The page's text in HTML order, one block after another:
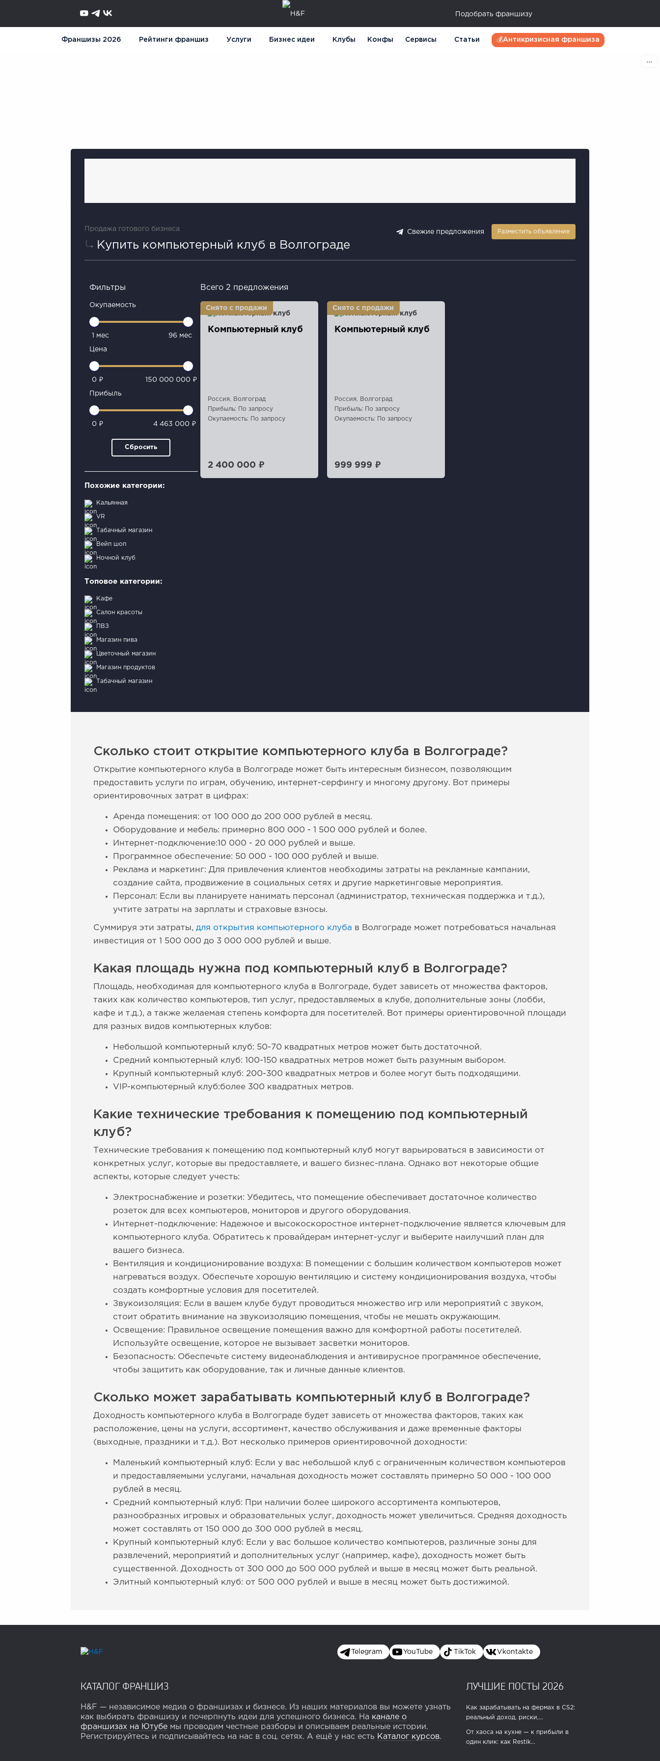
Подобрать франшизу
Франшизы 2026 Рейтинги франшиз Услуги Бизнес идеи Клубы Конфы Сервисы Статьи 💰Антикризисная франшиза
Продажа готового бизнеса
Купить компьютерный клуб в Волгограде
Свежие предложения Разместить объявление
Фильтры
Окупаемость
1 мес 96 мес
Цена
0 ₽ 150 000 000 ₽
Прибыль
0 ₽ 4 463 000 ₽
Сбросить
Похожие категории:
Кальянная
VR
Табачный магазин
Вейп шоп
Ночной клуб
Топовое категории:
Кафе
Салон красоты
ПВЗ
Магазин пива
Цветочный магазин
Магазин продуктов
Табачный магазин
Всего 2 предложения
Компьютерный клуб
Россия, Волгоград
Прибыль: По запросу
Окупаемость: По запросу
2 400 000 ₽
Компьютерный клуб
Россия, Волгоград
Прибыль: По запросу
Окупаемость: По запросу
999 999 ₽
Сколько стоит открытие компьютерного клуба в Волгограде?
Открытие компьютерного клуба в Волгограде может быть интересным бизнесом, позволяющим
предоставить услуги по играм, обучению, интернет-серфингу и многому другому. Вот примеры
ориентировочных затрат в цифрах:
Аренда помещения: от 100 000 до 200 000 рублей в месяц.
Оборудование и мебель: примерно 800 000 - 1 500 000 рублей и более.
Интернет-подключение:10 000 - 20 000 рублей и выше.
Программное обеспечение: 50 000 - 100 000 рублей и выше.
Реклама и маркетинг: Для привлечения клиентов необходимы затраты на рекламные кампании,
создание сайта, продвижение в социальных сетях и другие маркетинговые мероприятия.
Персонал: Если вы планируете нанимать персонал (администратор, техническая поддержка и т.д.),
учтите затраты на зарплаты и страховые взносы.
Суммируя эти затраты, для открытия компьютерного клуба в Волгограде может потребоваться начальная
инвестиция от 1 500 000 до 3 000 000 рублей и выше.
Какая площадь нужна под компьютерный клуб в Волгограде?
Площадь, необходимая для компьютерного клуба в Волгограде, будет зависеть от множества факторов,
таких как количество компьютеров, тип услуг, предоставляемых в клубе, дополнительные зоны (лобби,
кафе и т.д.), а также желаемая степень комфорта для посетителей. Вот примеры ориентировочной площади
для разных видов компьютерных клубов:
Небольшой компьютерный клуб: 50-70 квадратных метров может быть достаточной.
Средний компьютерный клуб: 100-150 квадратных метров может быть разумным выбором.
Крупный компьютерный клуб: 200-300 квадратных метров и более могут быть подходящими.
VIP-компьютерный клуб:более 300 квадратных метров.
Какие технические требования к помещению под компьютерный
клуб?
Технические требования к помещению под компьютерный клуб могут варьироваться в зависимости от
конкретных услуг, которые вы предоставляете, и вашего бизнес-плана. Однако вот некоторые общие
аспекты, которые следует учесть:
Электроснабжение и розетки: Убедитесь, что помещение обеспечивает достаточное количество
розеток для всех компьютеров, мониторов и другого оборудования.
Интернет-подключение: Надежное и высокоскоростное интернет-подключение является ключевым для
компьютерного клуба. Обратитесь к провайдерам интернет-услуг и выберите наилучший план для
вашего бизнеса.
Вентиляция и кондиционирование воздуха: В помещении с большим количеством компьютеров может
нагреваться воздух. Обеспечьте хорошую вентиляцию и систему кондиционирования воздуха, чтобы
создать комфортные условия для посетителей.
Звукоизоляция: Если в вашем клубе будут проводиться множество игр или мероприятий с звуком,
стоит обратить внимание на звукоизоляцию помещения, чтобы не мешать окружающим.
Освещение: Правильное освещение помещения важно для комфортной работы посетителей.
Используйте освещение, которое не вызывает засветки мониторов.
Безопасность: Обеспечьте систему видеонаблюдения и антивирусное программное обеспечение,
чтобы защитить как оборудование, так и личные данные клиентов.
Сколько может зарабатывать компьютерный клуб в Волгограде?
Доходность компьютерного клуба в Волгограде будет зависеть от множества факторов, таких как
расположение, цены на услуги, ассортимент, качество обслуживания и даже временные факторы
(выходные, праздники и т.д.). Вот несколько примеров ориентировочной доходности:
Маленький компьютерный клуб: Если у вас небольшой клуб с ограниченным количеством компьютеров
и предоставляемыми услугами, начальная доходность может составлять примерно 50 000 - 100 000
рублей в месяц.
Средний компьютерный клуб: При наличии более широкого ассортимента компьютеров,
разнообразных игровых и образовательных услуг, доходность может увеличиться. Средняя доходность
может составлять от 150 000 до 300 000 рублей в месяц.
Крупный компьютерный клуб: Если у вас большое количество компьютеров, различные зоны для
развлечений, мероприятий и дополнительных услуг (например, кафе), доходность может быть
существенной. Доходность от 300 000 до 500 000 рублей и выше в месяц может быть реальной.
Элитный компьютерный клуб: от 500 000 рублей и выше в месяц может быть достижимой.
Telegram YouTube TikTok Vkontakte
КАТАЛОГ ФРАНШИЗ
H&F — независимое медиа о франшизах и бизнесе. Из наших материалов вы можете узнать
как выбирать франшизу и почерпнуть идеи для успешного бизнеса. На канале о
франшизах на Ютубе мы проводим честные разборы и описываем реальные истории.
Регистрируйтесь и подписывайтесь на нас в соц. сетях. А ещё у нас есть Каталог курсов.
ЛУЧШИЕ ПОСТЫ 2026
Как зарабатывать на фермах в CS2:
реальный доход, риски,...
От хаоса на кухне — к прибыли в
один клик: как Restik...